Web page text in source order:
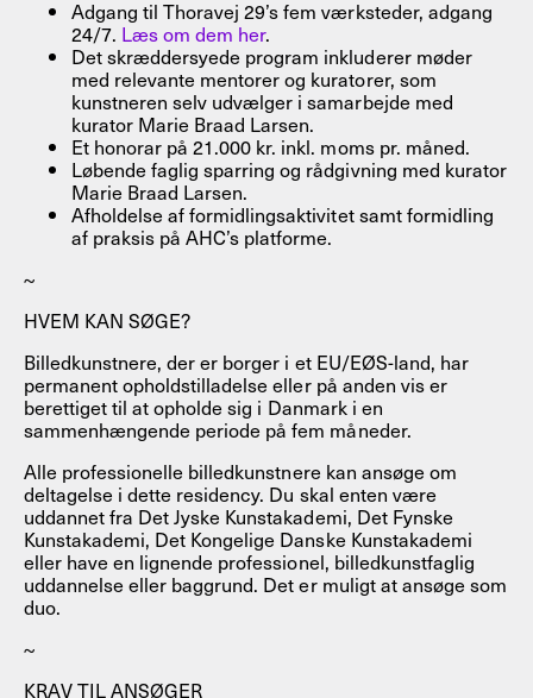
Adgang til Thoravej 29’s fem værksteder, adgang
24/7. Læs om dem her.
Det skræddersyede program inkluderer møder
med relevante mentorer og kuratorer, som
kunstneren selv udvælger i samarbejde med
kurator Marie Braad Larsen.
Et honorar på 21.000 kr. inkl. moms pr. måned.
Løbende faglig sparring og rådgivning med kurator
Marie Braad Larsen.
Afholdelse af formidlingsaktivitet samt formidling
af praksis på AHC’s platforme.
~
HVEM KAN SØGE?
Billedkunstnere, der er borger i et EU/EØS-land, har
permanent opholdstilladelse eller på anden vis er
berettiget til at opholde sig i Danmark i en
sammenhængende periode på fem måneder.
Alle professionelle billedkunstnere kan ansøge om
deltagelse i dette residency. Du skal enten være
uddannet fra Det Jyske Kunstakademi, Det Fynske
Kunstakademi, Det Kongelige Danske Kunstakademi
eller have en lignende professionel, billedkunstfaglig
uddannelse eller baggrund. Det er muligt at ansøge som
duo.
~
KRAV TIL ANSØGER